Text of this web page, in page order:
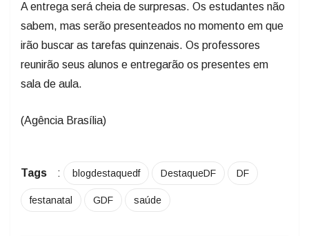
A entrega será cheia de surpresas. Os estudantes não
sabem, mas serão presenteados no momento em que
irão buscar as tarefas quinzenais. Os professores
reunirão seus alunos e entregarão os presentes em
sala de aula.
(Agência Brasília)
Tags : blogdestaquedf DestaqueDF DF
festanatal GDF saúde